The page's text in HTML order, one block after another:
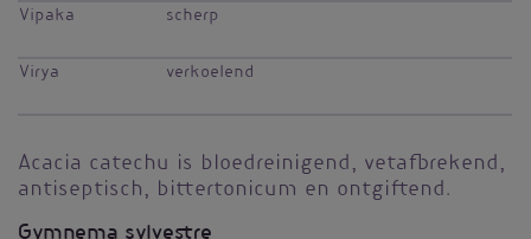
Vipaka scherp
Virya verkoelend
Acacia catechu is bloedreinigend, vetafbrekend,
antiseptisch, bittertonicum en ontgiftend.
Gymnema sylvestre